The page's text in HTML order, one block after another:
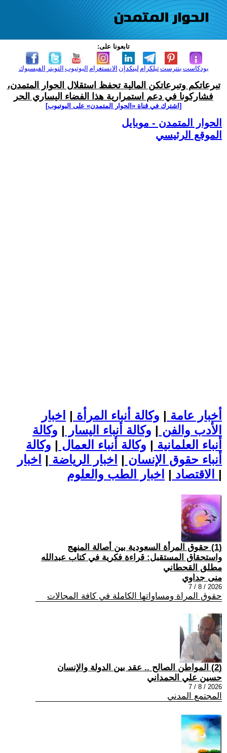
تابعونا على:
الفيسبوك التويتر اليوتيوب الانستغرام لينكدإن تيلكرامبنترست بودكاست
تبرعاتكم وتبرعاتكن المالية تحفظ استقلال الحوار المتمدن،
فشاركونا في دعم استمرارية هذا الفضاء اليساري الحر
[اشترك في قناة ‫«الحوار المتمدن» على اليوتيوب]
الحوار المتمدن - موبايل
الموقع الرئيسي
أخبار عامة | وكالة أنباء المرأة | اخبار
الأدب والفن | وكالة أنباء اليسار | وكالة
أنباء العلمانية | وكالة أنباء العمال | وكالة
أنباء حقوق الإنسان | اخبار الرياضة | اخبار
الاقتصاد | |
(1) حقوق المرأة السعودية بين أصالة المنهج
واستحقاق المستقبل: قراءة فكرية في كتاب عبدالله
مطلق القحطاني
منى جداوي
2026 / 8 / 7
حقوق المراة ومساواتها الكاملة في كافة المجالات
(2) المواطن الصالح .. عقد بين الدولة والإنسان
حسين علي الحمداني
2026 / 8 / 7
المجتمع المدني